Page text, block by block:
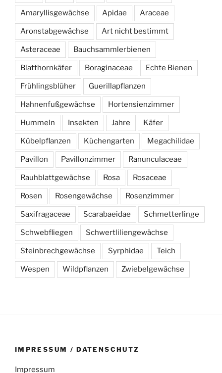
Amaryllisgewächse Apidae Araceae
Aronstabgewächse Art nicht bestimmt
Asteraceae Bauchsammlerbienen
Blatthornkäfer Boraginaceae Echte Bienen
Frühlingsblüher Guerillapflanzen
Hahnenfußgewächse Hortensienzimmer
Hummeln Insekten Jahre Käfer
Kübelpflanzen Küchengarten Megachilidae
Pavillon Pavillonzimmer Ranunculaceae
Rauhblattgewächse Rosa Rosaceae
Rosen Rosengewächse Rosenzimmer
Saxifragaceae Scarabaeidae Schmetterlinge
Schwebfliegen Schwertliliengewächse
Steinbrechgewächse Syrphidae Teich
Wespen Wildpflanzen Zwiebelgewächse
IMPRESSUM / DATENSCHUTZ
Impressum